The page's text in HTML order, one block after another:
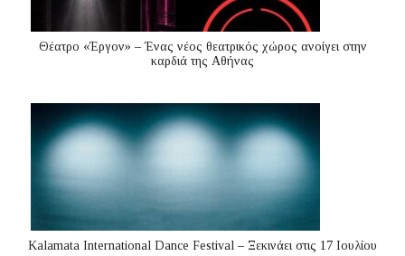
Θέατρο «Έργον» – Ένας νέος θεατρικός χώρος ανοίγει στην
καρδιά της Αθήνας
Kalamata International Dance Festival – Ξεκινάει στις 17 Ιουλίου